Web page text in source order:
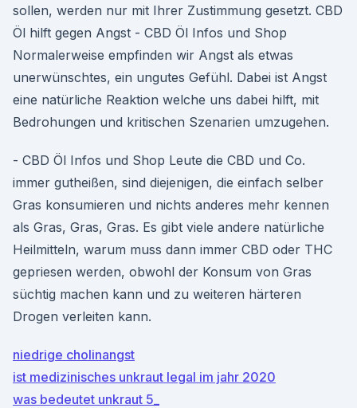
sollen, werden nur mit Ihrer Zustimmung gesetzt. CBD
Öl hilft gegen Angst - CBD Öl Infos und Shop
Normalerweise empfinden wir Angst als etwas
unerwünschtes, ein ungutes Gefühl. Dabei ist Angst
eine natürliche Reaktion welche uns dabei hilft, mit
Bedrohungen und kritischen Szenarien umzugehen.
- CBD Öl Infos und Shop Leute die CBD und Co.
immer gutheißen, sind diejenigen, die einfach selber
Gras konsumieren und nichts anderes mehr kennen
als Gras, Gras, Gras. Es gibt viele andere natürliche
Heilmitteln, warum muss dann immer CBD oder THC
gepriesen werden, obwohl der Konsum von Gras
süchtig machen kann und zu weiteren härteren
Drogen verleiten kann.
niedrige cholinangst
ist medizinisches unkraut legal im jahr 2020
was bedeutet unkraut 5_